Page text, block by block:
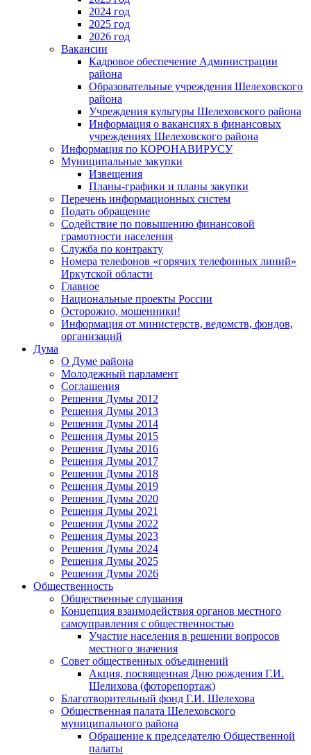
2024 год
2025 год
2026 год
Вакансии
Кадровое обеспечение Администрации
района
Образовательные учреждения Шелеховского
района
Учреждения культуры Шелеховского района
Информация о вакансиях в финансовых
учреждениях Шелеховского района
Информация по КОРОНАВИРУСУ
Муниципальные закупки
Извещения
Планы-графики и планы закупки
Перечень информационных систем
Подать обращение
Содействие по повышению финансовой
грамотности населения
Служба по контракту
Номера телефонов «горячих телефонных линий»
Иркутской области
Главное
Национальные проекты России
Осторожно, мошенники!
Информация от министерств, ведомств, фондов,
организаций
Дума
О Думе района
Молодежный парламент
Соглашения
Решения Думы 2012
Решения Думы 2013
Решения Думы 2014
Решения Думы 2015
Решения Думы 2016
Решения Думы 2017
Решения Думы 2018
Решения Думы 2019
Решения Думы 2020
Решения Думы 2021
Решения Думы 2022
Решения Думы 2023
Решения Думы 2024
Решения Думы 2025
Решения Думы 2026
Общественность
Общественные слушания
Концепция взаимодействия органов местного
самоуправления с общественностью
Участие населения в решении вопросов
местного значения
Совет общественных объединений
Акция, посвященная Дню рождения Г.И.
Шелихова (фоторепортаж)
Благотворительный фонд Г.И. Шелехова
Общественная палата Шелеховского
муниципального района
Обращение к председателю Общественной
палаты